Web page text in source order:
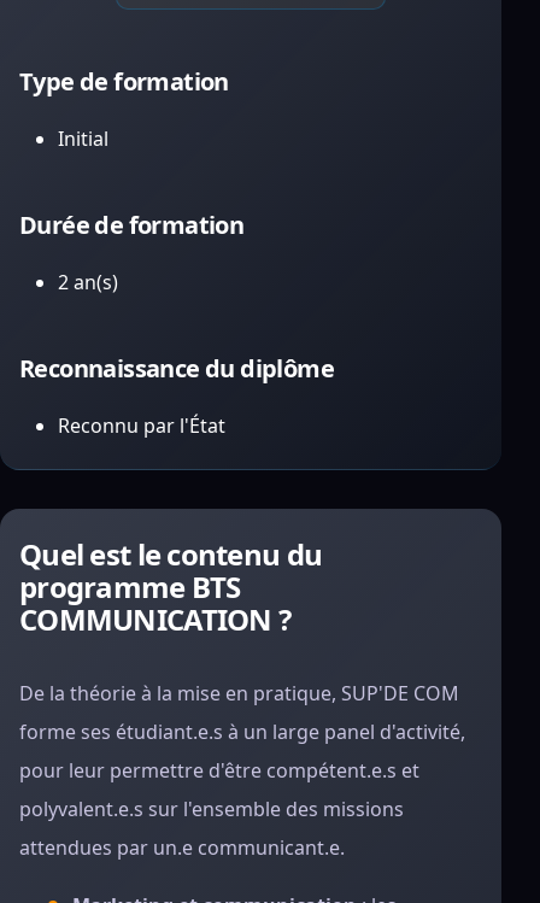
Type de formation
Initial
Durée de formation
2 an(s)
Reconnaissance du diplôme
Reconnu par l'État
Quel est le contenu du
programme BTS
COMMUNICATION ?
De la théorie à la mise en pratique, SUP'DE COM
forme ses étudiant.e.s à un large panel d'activité,
pour leur permettre d'être compétent.e.s et
polyvalent.e.s sur l'ensemble des missions
attendues par un.e communicant.e.